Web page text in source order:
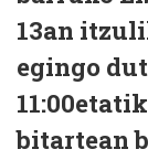
13an
egingo
bitartean